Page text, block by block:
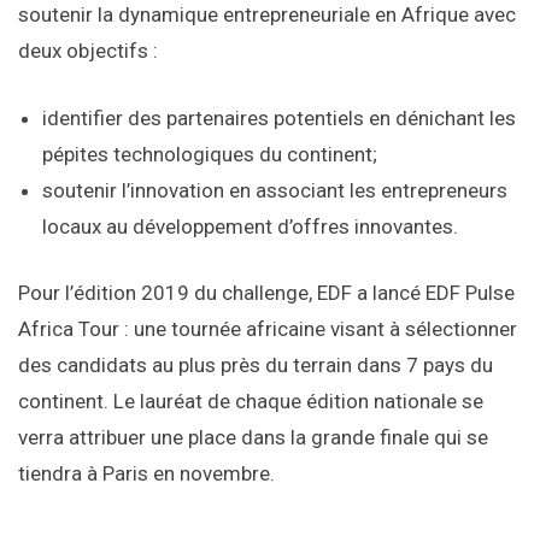
soutenir la dynamique entrepreneuriale en Afrique avec
deux objectifs :
identifier des partenaires potentiels en dénichant les
pépites technologiques du continent;
soutenir l’innovation en associant les entrepreneurs
locaux au développement d’offres innovantes.
Pour l’édition 2019 du challenge, EDF a lancé EDF Pulse
Africa Tour : une tournée africaine visant à sélectionner
des candidats au plus près du terrain dans 7 pays du
continent. Le lauréat de chaque édition nationale se
verra attribuer une place dans la grande finale qui se
tiendra à Paris en novembre.